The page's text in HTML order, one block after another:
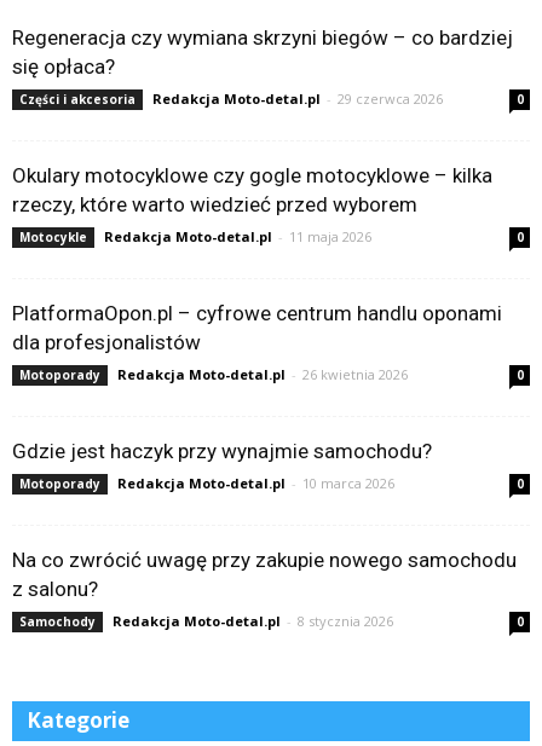
Regeneracja czy wymiana skrzyni biegów – co bardziej
się opłaca?
Części i akcesoria Redakcja Moto-detal.pl - 29 czerwca 2026 0
Okulary motocyklowe czy gogle motocyklowe – kilka
rzeczy, które warto wiedzieć przed wyborem
Motocykle Redakcja Moto-detal.pl - 11 maja 2026 0
PlatformaOpon.pl – cyfrowe centrum handlu oponami
dla profesjonalistów
Motoporady Redakcja Moto-detal.pl - 26 kwietnia 2026 0
Gdzie jest haczyk przy wynajmie samochodu?
Motoporady Redakcja Moto-detal.pl - 10 marca 2026 0
Na co zwrócić uwagę przy zakupie nowego samochodu
z salonu?
Samochody Redakcja Moto-detal.pl - 8 stycznia 2026 0
Kategorie